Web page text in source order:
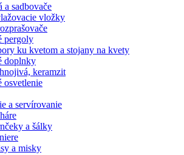
a sadbovače
vložky
pergoly
ku kvetom a stojany na kvety
doplnky
keramzit
osvetlenie
a servírovanie
a šálky
a misky